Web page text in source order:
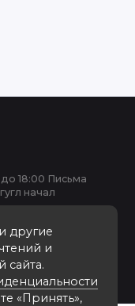
другие
и
сайта.
«Принять»,
18:00 Письма
начал